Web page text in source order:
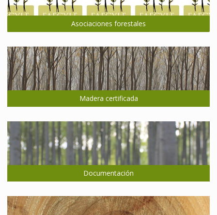
Asociaciones forestales
Madera certificada
Documentación